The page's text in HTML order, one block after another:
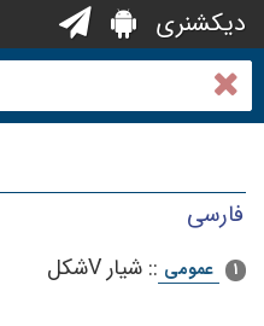
دیکشنری
فارسی
1 عمومی :: شیار Vشکل